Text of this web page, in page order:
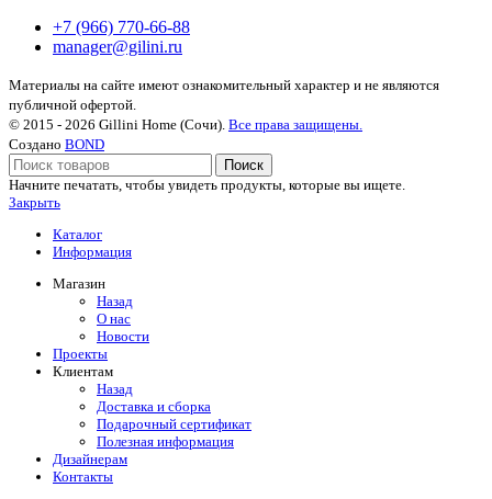
+7 (966) 770-66-88
manager@gilini.ru
Материалы на сайте имеют ознакомительный характер и не являются
публичной офертой.
© 2015 - 2026 Gillini Home (Сочи). Все права защищены.
Создано BOND
Поиск
Начните печатать, чтобы увидеть продукты, которые вы ищете.
Закрыть
Каталог
Информация
Магазин
Назад
О нас
Новости
Проекты
Клиентам
Назад
Доставка и сборка
Подарочный сертификат
Полезная информация
Дизайнерам
Контакты